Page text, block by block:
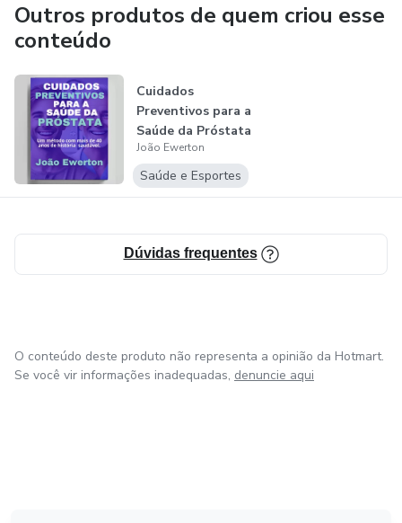
Outros produtos de quem criou esse
conteúdo
Cuidados
Preventivos para a
Saúde da Próstata
João Ewerton
Saúde e Esportes
Dúvidas frequentes
O conteúdo deste produto não representa a opinião da Hotmart.
Se você vir informações inadequadas, denuncie aqui